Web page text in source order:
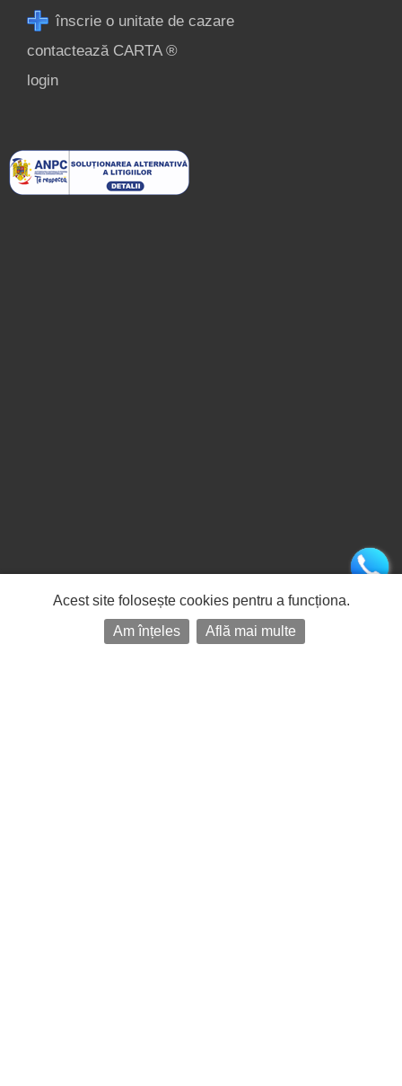
înscrie o unitate de cazare
contactează CARTA ®
login
Acest site folosește cookies pentru a funcționa.
Am înțeles
Află mai multe